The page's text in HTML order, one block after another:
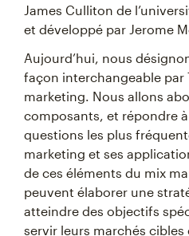
Quels sont les
plus courants ?
Parmi les plus
produit, le mix
marketing et le mix
entre autres.
Pourquoi est-il
compte les
éléments du mix
Comprendre
influence les autres
expérience de
l’efficacité globale
James Culliton de
et développé par Jerome
Aujourd’hui, nous
façon interchangeable par
marketing. Nous allons
composants, et répondre
questions les plus
marketing et ses
de ces éléments du mix
peuvent élaborer une
atteindre des objectifs
servir leurs marchés